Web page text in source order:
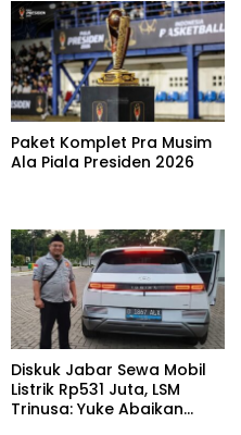
Paket Komplet Pra Musim
Ala Piala Presiden 2026
Diskuk Jabar Sewa Mobil
Listrik Rp531 Juta, LSM
Trinusa: Yuke Abaikan